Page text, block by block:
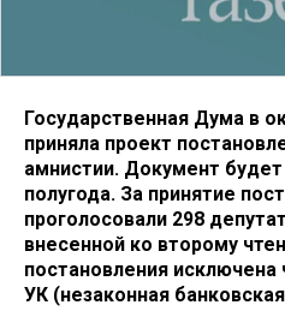
Государственная Дума в
приняла проект
амнистии. Документ
полугода. За принятие
проголосовали 298
внесенной ко второму
постановления исключена
УК (незаконная